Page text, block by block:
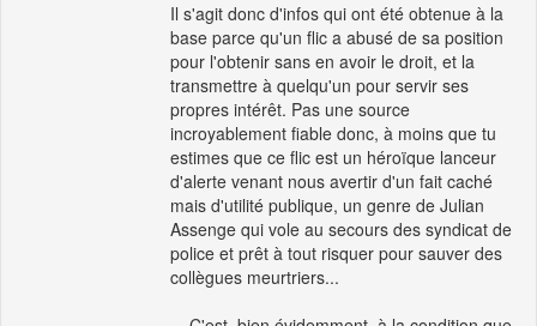
Il s'agit donc d'infos qui ont été obtenue à la
base parce qu'un flic a abusé de sa position
pour l'obtenir sans en avoir le droit, et la
transmettre à quelqu'un pour servir ses
propres intérêt. Pas une source
incroyablement fiable donc, à moins que tu
estimes que ce flic est un héroïque lanceur
d'alerte venant nous avertir d'un fait caché
mais d'utilité publique, un genre de Julian
Assenge qui vole au secours des syndicat de
police et prêt à tout risquer pour sauver des
collègues meurtriers...